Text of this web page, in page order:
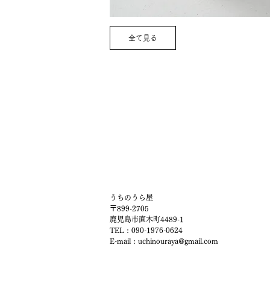
全て見る
うちのうら屋
〒899-2705
鹿児島市直木町4489-1
TEL : 090-1976-0624
E-mail : uchinouraya@gmail.com